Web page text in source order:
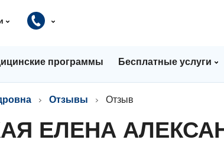
программы Бесплатные услуги
Отзывы Отзыв
ЕЛЕНА